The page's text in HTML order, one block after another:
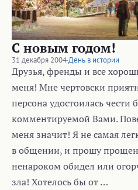
С новым годом!
31 декабря 2004·День в истории
Друзья, френды и все
меня! Мне чертовски
персона удостоилась чести
комментируемой Вами.
меня значит! Я не самая
в общении, и прошу
ненароком обидел или
зла! Хотелось бы от …